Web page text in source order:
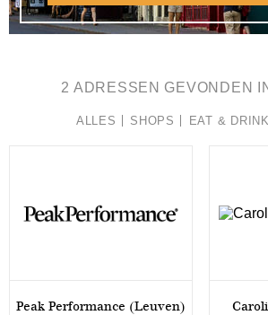
2 ADRESSEN GEVONDEN
ALLES SHOPS EAT & DRINK
Peak Performance (Leuven)